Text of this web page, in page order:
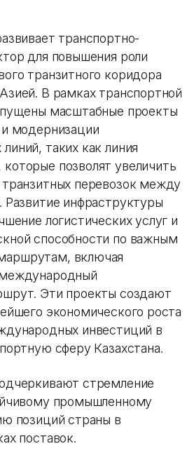
транспортно-
для повышения роли
транзитного коридора
В рамках транспортной
масштабные проекты
модернизации
таких как линия
позволят увеличить
перевозок между
инфраструктуры
логистических услуг и
способности по важным
включая
Эти проекты создают
экономического роста
инвестиций в
сферу Казахстана​.
стремление
промышленному
позиций страны в
поставок.